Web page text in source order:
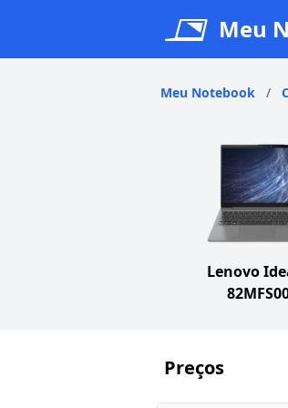
Meu
Meu Notebook /
Lenovo
Preços